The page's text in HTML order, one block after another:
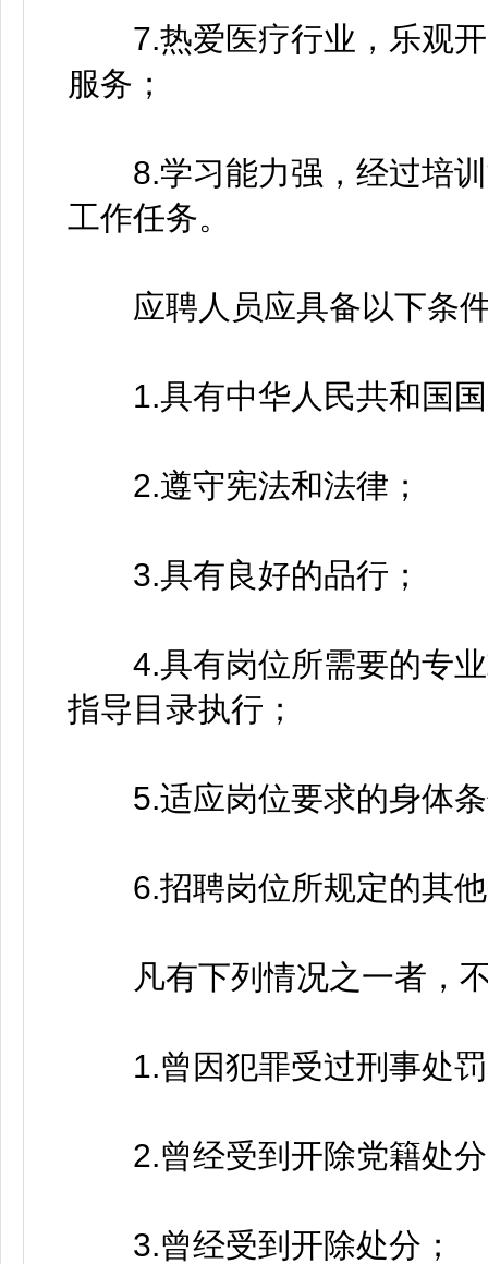
7.热爱医疗行业，乐观开
服务；
8.学习能力强，经过培训
工作任务。
应聘人员应具备以下条
1.具有中华人民共和国国
2.遵守宪法和法律；
3.具有良好的品行；
4.具有岗位所需要的专业
指导目录执行；
5.适应岗位要求的身体条
6.招聘岗位所规定的其他
凡有下列情况之一者，不
1.曾因犯罪受过刑事处
2.曾经受到开除党籍处
3.曾经受到开除处分；